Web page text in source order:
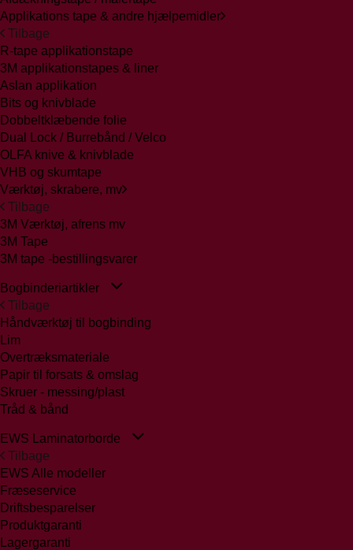
Applikations tape & andre hjælpemidler
Tilbage
R-tape applikationstape
3M applikationstapes & liner
Aslan applikation
Bits og knivblade
Dobbeltklæbende folie
Dual Lock / Burrebånd / Velco
OLFA knive & knivblade
VHB og skumtape
Værktøj, skrabere, mv
Tilbage
3M Værktøj, afrens mv
3M Tape
3M tape -bestillingsvarer
Bogbinderiartikler
Tilbage
Håndværktøj til bogbinding
Lim
Overtræksmateriale
Papir til forsats & omslag
Skruer - messing/plast
Tråd & bånd
EWS Laminatorborde
Tilbage
EWS Alle modeller
Fræseservice
Driftsbesparelser
Produktgaranti
Lagergaranti